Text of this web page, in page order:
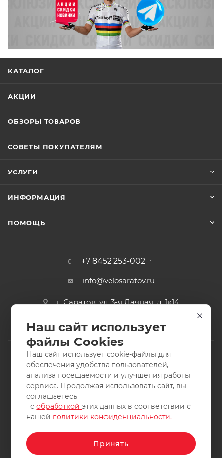
КАТАЛОГ
АКЦИИ
ОБЗОРЫ ТОВАРОВ
СОВЕТЫ ПОКУПАТЕЛЯМ
УСЛУГИ
ИНФОРМАЦИЯ
ПОМОЩЬ
+7 8452 253-002
info@velosaratov.ru
г. Саратов, ул. 3-я Дачная, д. 1к14
2011-2026 © интернет-магазин спортивных товаров
ВелоСаратов. Не является публичной офертой. Все права
защищены. Заимствование материалов и фотографий
запрещено.
Наш сайт использует
файлы Cookies
Наш сайт использует cookie-файлы для
обеспечения удобства пользователей,
анализа посещаемости и улучшения работы
сервиса. Продолжая использовать сайт, вы
соглашаетесь
собработкойэтих данных в соответствии с
нашей политики конфиденциальности.
Принять